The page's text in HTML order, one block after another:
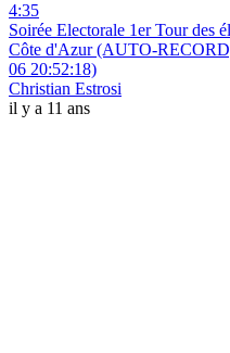
4:35
Soirée Electorale 1er Tour des
Côte d'Azur (AUTO-
06 20:52:18)
Christian Estrosi
il y a 11 ans